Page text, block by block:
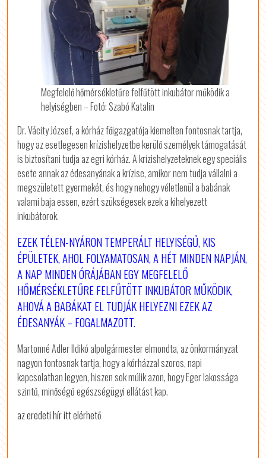
Megfelelő hőmérsékletűre felfűtött inkubátor működik a
helyiségben – Fotó: Szabó Katalin
Dr. Vácity József, a kórház főigazgatója kiemelten fontosnak tartja,
hogy az esetlegesen krízishelyzetbe kerülő személyek támogatását
is biztosítani tudja az egri kórház. A krízishelyzeteknek egy speciális
esete annak az édesanyának a krízise, amikor nem tudja vállalni a
megszületett gyermekét, és hogy nehogy véletlenül a babának
valami baja essen, ezért szükségesek ezek a kihelyezett
inkubátorok.
EZEK TÉLEN-NYÁRON TEMPERÁLT HELYISÉGŰ, KIS
ÉPÜLETEK, AHOL FOLYAMATOSAN, A HÉT MINDEN NAPJÁN,
A NAP MINDEN ÓRÁJÁBAN EGY MEGFELELŐ
HŐMÉRSÉKLETŰRE FELFŰTÖTT INKUBÁTOR MŰKÖDIK,
AHOVÁ A BABÁKAT EL TUDJÁK HELYEZNI EZEK AZ
ÉDESANYÁK – FOGALMAZOTT.
Martonné Adler Ildikó alpolgármester elmondta, az önkormányzat
nagyon fontosnak tartja, hogy a kórházzal szoros, napi
kapcsolatban legyen, hiszen sok múlik azon, hogy Eger lakossága
szintű, minőségű egészségügyi ellátást kap.
az eredeti hír itt elérhető